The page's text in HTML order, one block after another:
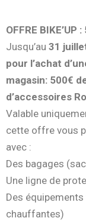
OFFRE BIKE’UP
Jusqu’au 31
pour l’achat
magasin: 500€
d’accessoires
Valable
cette offre vous
avec :
Des bagages
Une ligne de
Des
chauffantes)